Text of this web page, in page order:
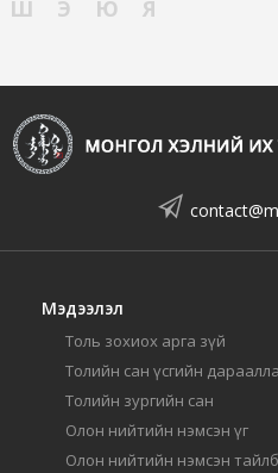
Ш
Э Ю Я
Мэдээлэл
Толь зохиох арга зүй
Толийн сан үсгийн
Толийн зургийн сан
Олон нийтийн нэмсэн үг
Олон нийтийн нэмсэн